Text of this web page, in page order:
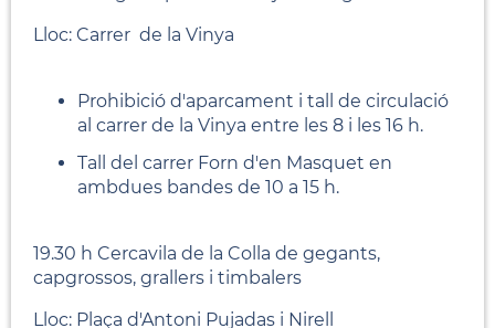
Lloc: Carrer de la Vinya
Prohibició d'aparcament i tall de circulació
al carrer de la Vinya entre les 8 i les 16 h.
Tall del carrer Forn d'en Masquet en
ambdues bandes de 10 a 15 h.
19.30 h Cercavila de la Colla de gegants,
capgrossos, grallers i timbalers
Lloc: Plaça d'Antoni Pujadas i Nirell